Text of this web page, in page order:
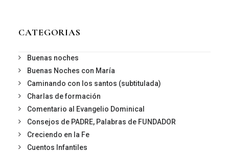
CATEGORIAS
Buenas noches
Buenas Noches con María
Caminando con los santos (subtitulada)
Charlas de formación
Comentario al Evangelio Dominical
Consejos de PADRE, Palabras de FUNDADOR
Creciendo en la Fe
Cuentos Infantiles